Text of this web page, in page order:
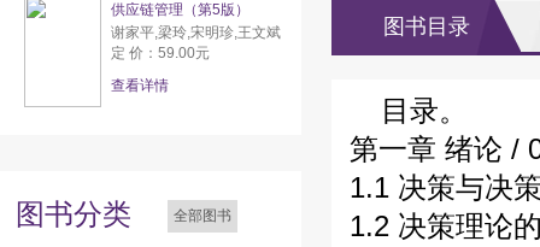
供应链管理（第5版）
谢家平,梁玲,宋明珍,王文斌
定 价：59.00元
查看详情
图书分类 全部图书
图书目录
目录。
第一章 绪论 /
1.1 决策与决
1.2 决策理论